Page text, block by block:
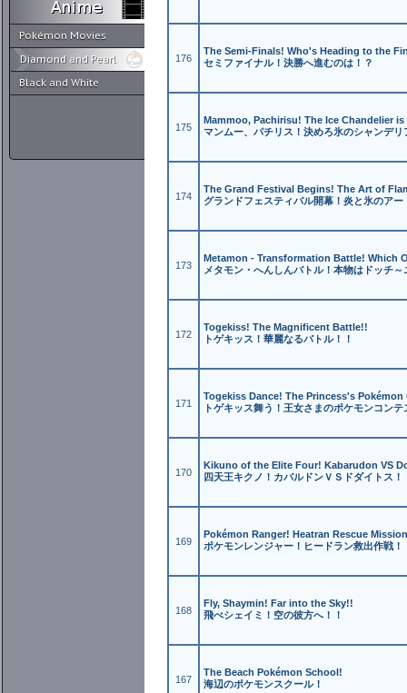
Pokémon Movies
Diamond and Pearl
Black and White
176
The Semi-Finals! Who's Heading to the
セミファイナル！決勝へ進むのは！？
175
Mammoo, Pachirisu! The Ice Chandelier
マンムー、パチリス！決めろ氷のシャンデリ
174
The Grand Festival Begins! The Art of
グランドフェスティバル開幕！炎と氷のアー
173
Metamon - Transformation Battle! Which
メタモン・へんしんバトル！本物はドッチ～
172
Togekiss! The Magnificent Battle!!
トゲキッス！華麗なるバトル！！
171
Togekiss Dance! The Princess's
トゲキッス舞う！王女さまのポケモンコンテ
170
Kikuno of the Elite Four! Kabarudon VS
四天王キクノ！カバルドンＶＳドダイトス！
169
Pokémon Ranger! Heatran Rescue
ポケモンレンジャー！ヒードラン救出作戦！
168
Fly, Shaymin! Far into the Sky!!
飛べシェイミ！空の彼方へ！！
167
The Beach Pokémon School!
海辺のポケモンスクール！